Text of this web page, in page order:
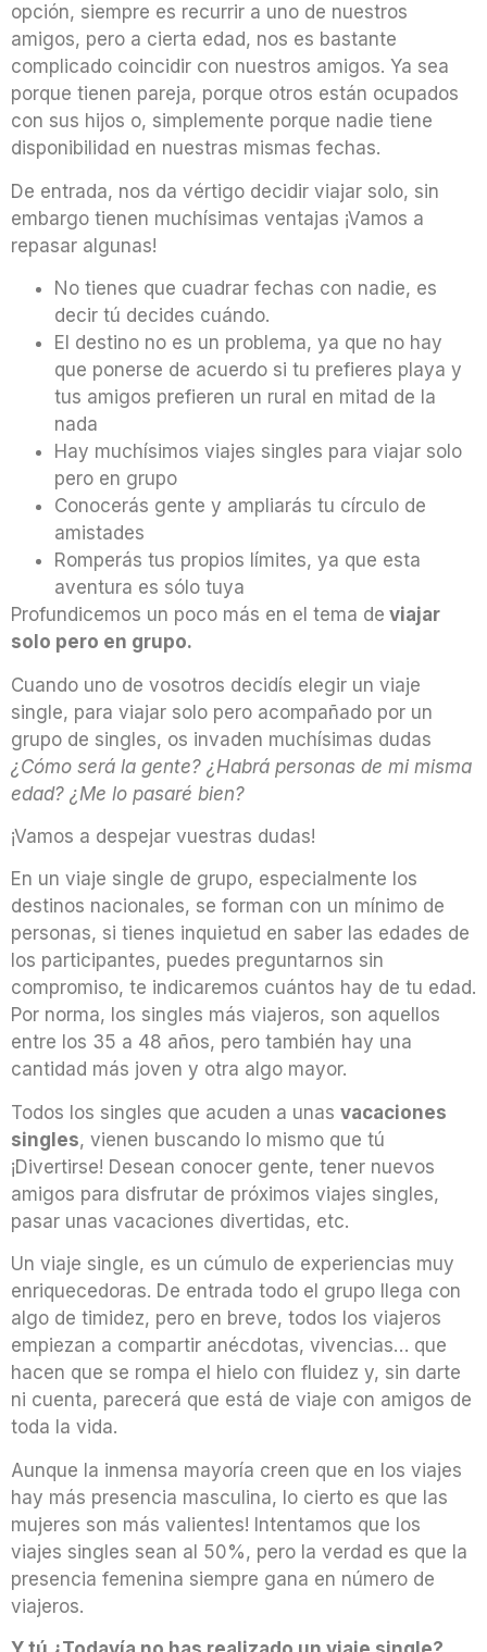
opción, siempre es recurrir a uno de nuestros
amigos, pero a cierta edad, nos es bastante
complicado coincidir con nuestros amigos. Ya sea
porque tienen pareja, porque otros están ocupados
con sus hijos o, simplemente porque nadie tiene
disponibilidad en nuestras mismas fechas.
De entrada, nos da vértigo decidir viajar solo, sin
embargo tienen muchísimas ventajas ¡Vamos a
repasar algunas!
No tienes que cuadrar fechas con nadie, es
decir tú decides cuándo.
El destino no es un problema, ya que no hay
que ponerse de acuerdo si tu prefieres playa y
tus amigos prefieren un rural en mitad de la
nada
Hay muchísimos viajes singles para viajar solo
pero en grupo
Conocerás gente y ampliarás tu círculo de
amistades
Romperás tus propios límites, ya que esta
aventura es sólo tuya
Profundicemos un poco más en el tema de viajar
solo pero en grupo.
Cuando uno de vosotros decidís elegir un viaje
single, para viajar solo pero acompañado por un
grupo de singles, os invaden muchísimas dudas
¿Cómo será la gente? ¿Habrá personas de mi misma
edad? ¿Me lo pasaré bien?
¡Vamos a despejar vuestras dudas!
En un viaje single de grupo, especialmente los
destinos nacionales, se forman con un mínimo de
personas, si tienes inquietud en saber las edades de
los participantes, puedes preguntarnos sin
compromiso, te indicaremos cuántos hay de tu edad.
Por norma, los singles más viajeros, son aquellos
entre los 35 a 48 años, pero también hay una
cantidad más joven y otra algo mayor.
Todos los singles que acuden a unas vacaciones
singles, vienen buscando lo mismo que tú
¡Divertirse! Desean conocer gente, tener nuevos
amigos para disfrutar de próximos viajes singles,
pasar unas vacaciones divertidas, etc.
Un viaje single, es un cúmulo de experiencias muy
enriquecedoras. De entrada todo el grupo llega con
algo de timidez, pero en breve, todos los viajeros
empiezan a compartir anécdotas, vivencias… que
hacen que se rompa el hielo con fluidez y, sin darte
ni cuenta, parecerá que está de viaje con amigos de
toda la vida.
Aunque la inmensa mayoría creen que en los viajes
hay más presencia masculina, lo cierto es que las
mujeres son más valientes! Intentamos que los
viajes singles sean al 50%, pero la verdad es que la
presencia femenina siempre gana en número de
viajeros.